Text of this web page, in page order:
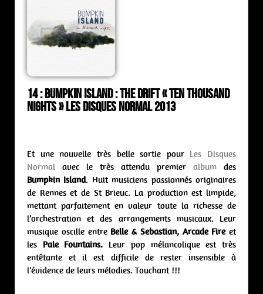
14 : Bumpkin Island : the drift « Ten Thousand
Nights » Les Disques Normal 2013
Et une nouvelle très belle sortie pour Les Disques
Normal avec le très attendu premier album des
Bumpkin Island. Huit musiciens passionnés originaires
de Rennes et de St Brieuc. La production est limpide,
mettant parfaitement en valeur toute la richesse de
l’orchestration et des arrangements musicaux. Leur
musique oscille entre Belle & Sebastian, Arcade Fireet
les Pale Fountains. Leur pop mélancolique est très
entêtante et il est difficile de rester insensible à
l’évidence de leurs mélodies. Touchant !!!